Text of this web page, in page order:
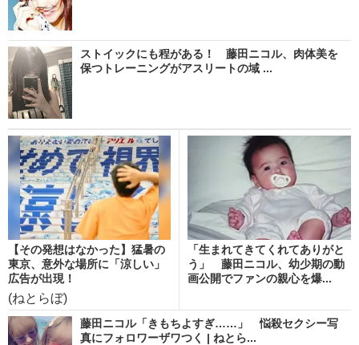
ストイックにも程がある！ 藤田ニコル、肉体美を
保つトレーニングがアスリートの域 ...
【その発想はなかった】猛暑の
東京、意外な場所に「涼しい」
広告が出現！
(ねとらぼ)
「生まれてきてくれてありがと
う」 藤田ニコル、幼少期の動
画公開でファンの親心を爆...
藤田ニコル「きもちよすぎ……」 悩殺セクシー写
真にフォロワーザワつく | ねとら...